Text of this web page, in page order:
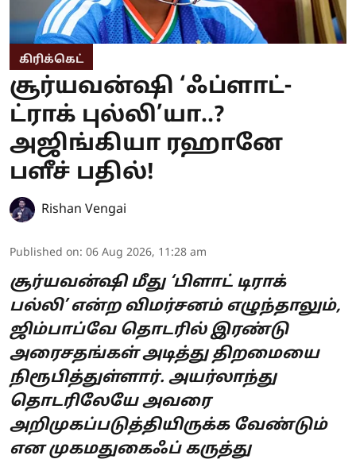
கிரிக்கெட்
சூர்யவன்ஷி ‘ஃப்ளாட்-
ட்ராக் புல்லி’யா..?
அஜிங்கியா ரஹானே
பளீச் பதில்!
Rishan Vengai
Published on: 06 Aug 2026, 11:28 am
சூர்யவன்ஷி மீது ‘பிளாட் டிராக்
பல்லி’ என்ற விமர்சனம் எழுந்தாலும்,
ஜிம்பாப்வே தொடரில் இரண்டு
அரைசதங்கள் அடித்து திறமையை
நிரூபித்துள்ளார். அயர்லாந்து
தொடரிலேயே அவரை
அறிமுகப்படுத்தியிருக்க வேண்டும்
என முகமதுகைஃப் கருத்து